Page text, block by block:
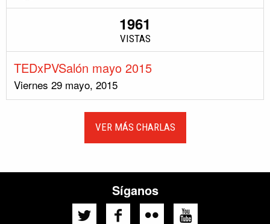
1961
VISTAS
TEDxPVSalón mayo 2015
Viernes 29 mayo, 2015
VER MÁS CHARLAS
Síganos